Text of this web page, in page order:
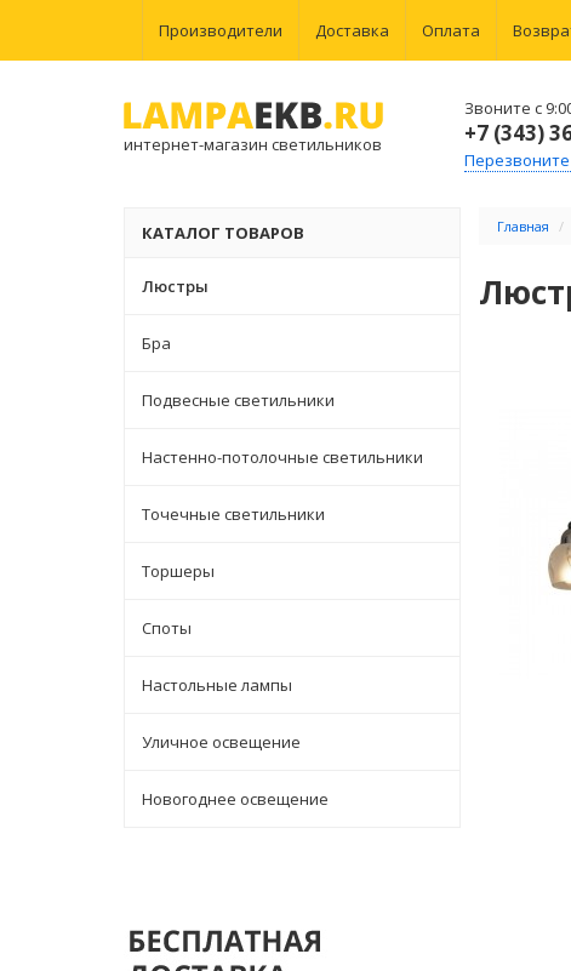
Производители Доставка Оплата
интернет-магазин светильников
Звоните с
+7 (343)
КАТАЛОГ ТОВАРОВ
Люстры
Бра
Подвесные светильники
Настенно-потолочные светильники
Точечные светильники
Торшеры
Споты
Настольные лампы
Уличное освещение
Новогоднее освещение
Главная